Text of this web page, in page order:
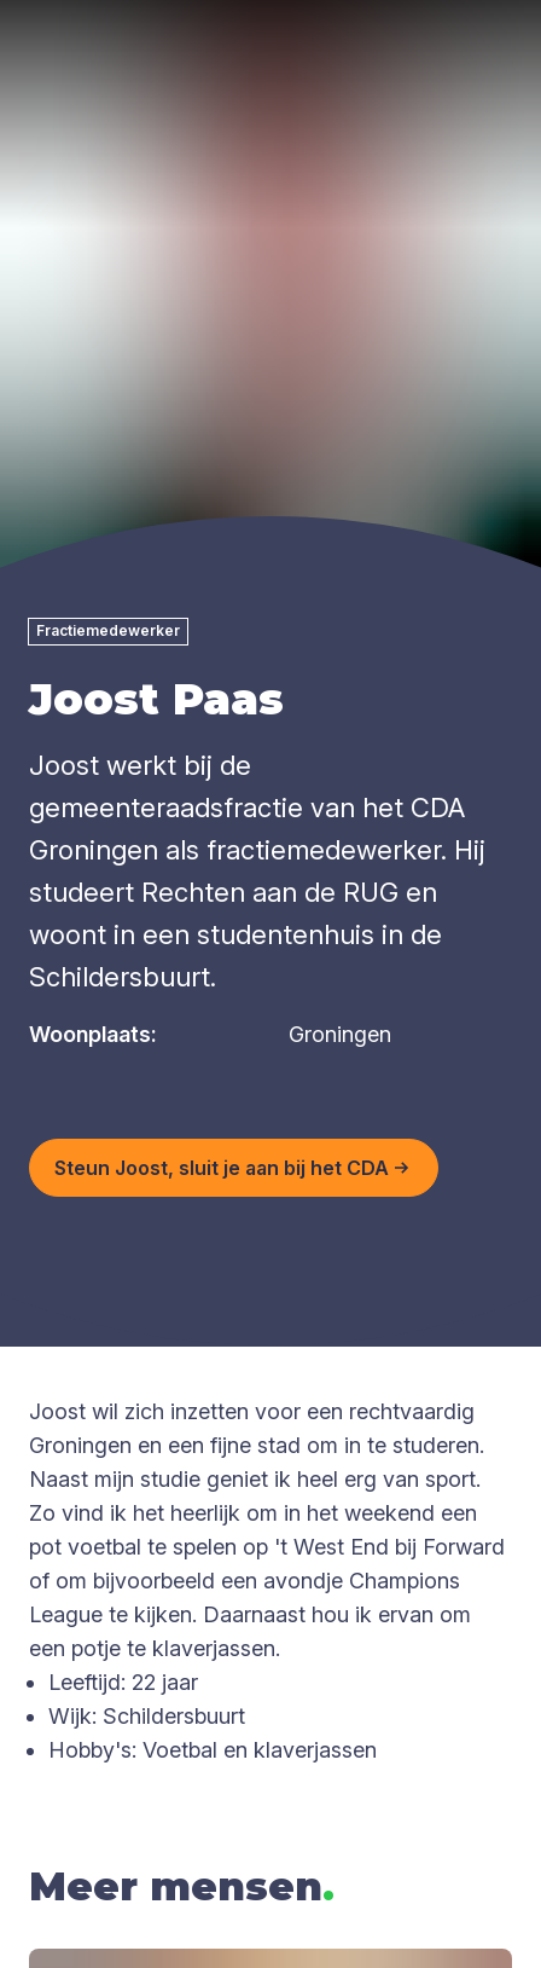
Fractiemedewerker
Joost Paas
Joost werkt bij de
gemeenteraadsfractie van het CDA
Groningen als fractiemedewerker. Hij
studeert Rechten aan de RUG en
woont in een studentenhuis in de
Schildersbuurt.
Woonplaats: Groningen
Steun Joost, sluit je aan bij het CDA
Joost wil zich inzetten voor een rechtvaardig
Groningen en een fijne stad om in te studeren.
Naast mijn studie geniet ik heel erg van sport.
Zo vind ik het heerlijk om in het weekend een
pot voetbal te spelen op 't West End bij Forward
of om bijvoorbeeld een avondje Champions
League te kijken. Daarnaast hou ik ervan om
een potje te klaverjassen.
Leeftijd: 22 jaar
Wijk: Schildersbuurt
Hobby's: Voetbal en klaverjassen
Meer mensen.